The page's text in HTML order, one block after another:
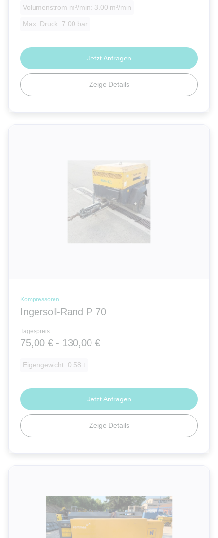
Volumenstrom m³/min: 3.00 m³/min
Max. Druck: 7.00 bar
Zeige Details
Jetzt Anfragen
Kompressoren
Ingersoll-Rand P 70
Tagespreis:
75,00 € - 130,00 €
Eigengewicht: 0.58 t
Zeige Details
Jetzt Anfragen